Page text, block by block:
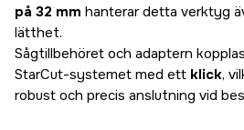
på 32 mm hanterar detta verktyg
lätthet.
Sågtillbehöret och adaptern
StarCut-systemet med ett klick,
robust och precis anslutning vid